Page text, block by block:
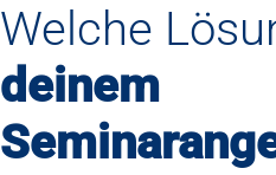
Welche
deinem